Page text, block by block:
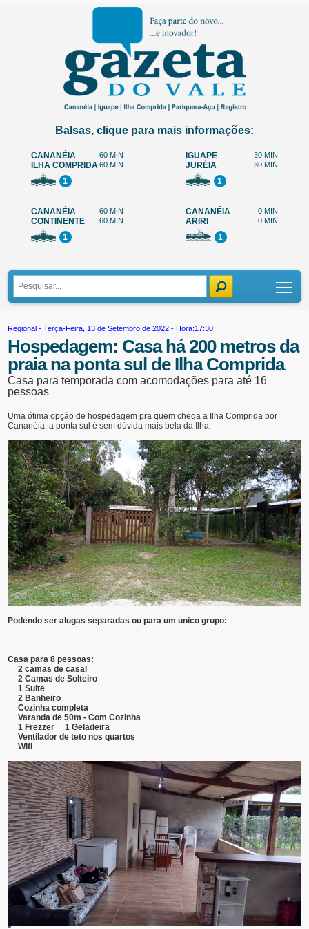
Balsas, clique para mais informações:
CANANÉIA 60 MIN
ILHA COMPRIDA60 MIN
1
IGUAPE 30 MIN
JURÉIA 30 MIN
1
CANANÉIA 60 MIN
CONTINENTE 60 MIN
1
CANANÉIA 0 MIN
ARIRI 0 MIN
1
Regional - Terça-Feira, 13 de Setembro de 2022 - Hora:17:30
Hospedagem: Casa há 200 metros da
praia na ponta sul de Ilha Comprida
Casa para temporada com acomodações para até 16
pessoas
Uma ótima opção de hospedagem pra quem chega a Ilha Comprida por
Cananéia, a ponta sul é sem dúvida mais bela da Ilha.
Podendo ser alugas separadas ou para um unico grupo:
Casa para 8 pessoas:
2 camas de casal
2 Camas de Solteiro
1 Suite
2 Banheiro
Cozinha completa
Varanda de 50m - Com Cozinha
1 Frezzer 1 Geladeira
Ventilador de teto nos quartos
Wifi